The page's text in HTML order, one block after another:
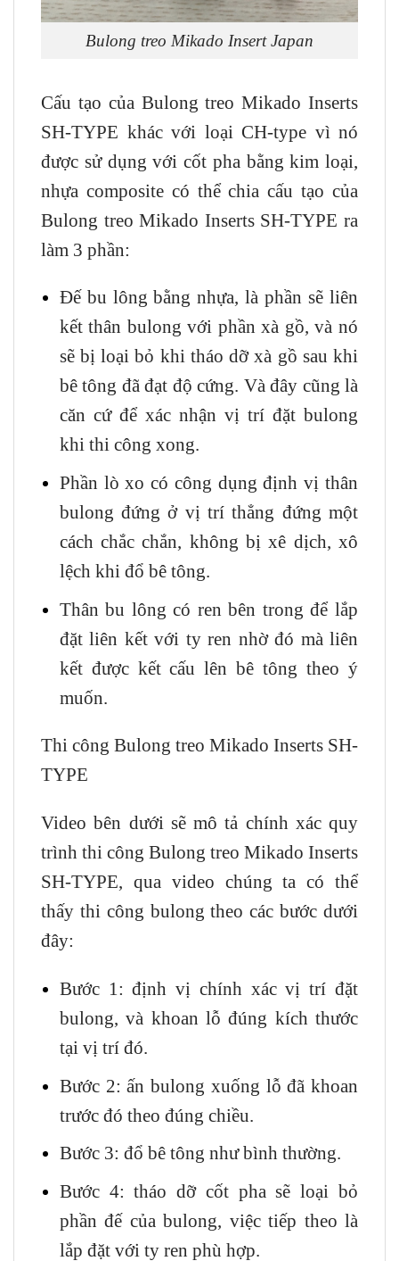
Bulong treo Mikado Insert Japan
Cấu tạo của Bulong treo Mikado Inserts
SH-TYPE khác với loại CH-type vì nó
được sử dụng với cốt pha bằng kim loại,
nhựa composite có thể chia cấu tạo của
Bulong treo Mikado Inserts SH-TYPE ra
làm 3 phần:
Đế bu lông bằng nhựa, là phần sẽ liên
kết thân bulong với phần xà gồ, và nó
sẽ bị loại bỏ khi tháo dỡ xà gồ sau khi
bê tông đã đạt độ cứng. Và đây cũng là
căn cứ để xác nhận vị trí đặt bulong
khi thi công xong.
Phần lò xo có công dụng định vị thân
bulong đứng ở vị trí thẳng đứng một
cách chắc chắn, không bị xê dịch, xô
lệch khi đổ bê tông.
Thân bu lông có ren bên trong để lắp
đặt liên kết với ty ren nhờ đó mà liên
kết được kết cấu lên bê tông theo ý
muốn.
Thi công Bulong treo Mikado Inserts SH-
TYPE
Video bên dưới sẽ mô tả chính xác quy
trình thi công Bulong treo Mikado Inserts
SH-TYPE, qua video chúng ta có thể
thấy thi công bulong theo các bước dưới
đây:
Bước 1: định vị chính xác vị trí đặt
bulong, và khoan lỗ đúng kích thước
tại vị trí đó.
Bước 2: ấn bulong xuống lỗ đã khoan
trước đó theo đúng chiều.
Bước 3: đổ bê tông như bình thường.
Bước 4: tháo dỡ cốt pha sẽ loại bỏ
phần đế của bulong, việc tiếp theo là
lắp đặt với ty ren phù hợp.